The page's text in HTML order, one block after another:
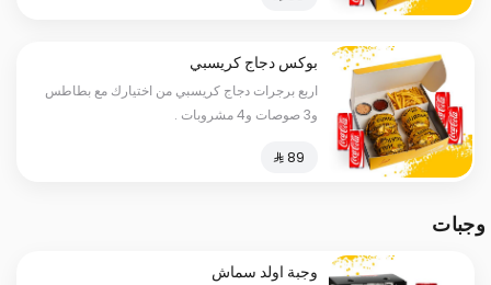
بوكس دجاج كريسبي
اربع برجرات دجاج كريسبي من اختيارك مع بطاطس
و3 صوصات و4 مشروبات .
وجبات
وجبة اولد سماش